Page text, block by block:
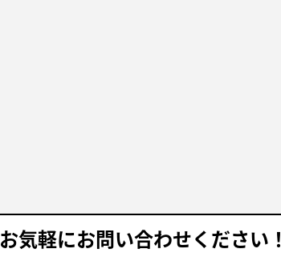
お気軽にお問い合わせください！